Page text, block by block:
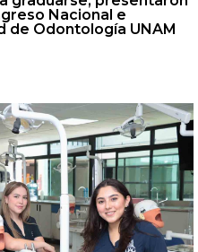
Nacional e
de Odontología UNAM